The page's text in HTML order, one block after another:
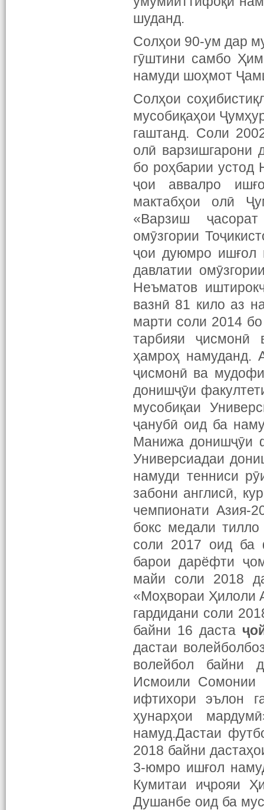
шуданд.
Солҳои 90-ум дар
гӯштини самбо
намуди шоҳмот
Солҳои
мусобиқаҳои
гаштанд. Соли
олӣ варзишгарони
бо роҳбарии устод
ҷои аввалро
мактабҳои олӣ
«Варзиш
омӯзгории
ҷои дуюмро ишғол
давлатии
Неъматов
вазнӣ 81 кило аз
марти соли 2014
тарбияи ҷисмонӣ
ҳамроҳ намуданд.
ҷисмонӣ ва
донишҷӯи
мусобиқаи
ҷанубӣ оид ба
Манижа донишҷӯи
Универсиадаи
намуди тенниси
забони англисӣ,
чемпионати Азия-
бокс медали
соли 2017 оид ба
барои дарёфти
майи соли 2018
«Моҳвораи Ҳилоли
гардидани соли
байни 16 даста
дастаи
волейбол байни
Исмоили Сомонии
ифтихори эълон
ҳунарҳои
намуд.Дастаи
2018 байни
3-юмро ишғол
Кумитаи иҷрояи
Душанбе оид ба